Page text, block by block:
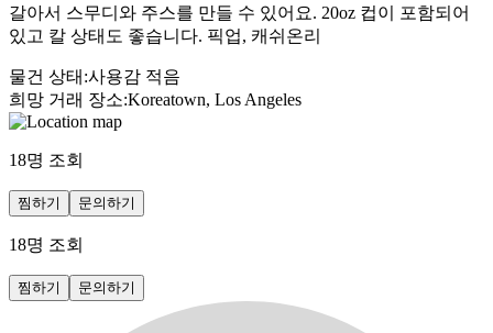
갈아서 스무디와 주스를 만들 수 있어요. 20oz 컵이 포함되어
있고 칼 상태도 좋습니다. 픽업, 캐쉬온리
물건 상태 :사용감 적음
희망 거래 장소:Koreatown, Los Angeles
18명 조회
찜하기 문의하기
18명 조회
찜하기 문의하기